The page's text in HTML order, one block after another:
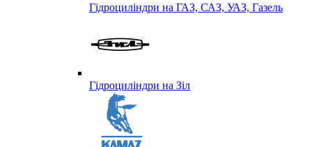
Гідроциліндри на ГАЗ, САЗ, УАЗ, Газель
Гідроциліндри на Зіл